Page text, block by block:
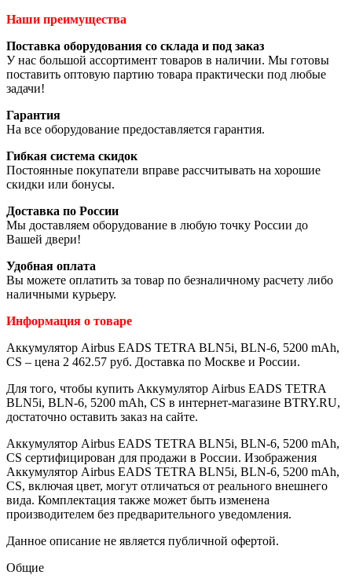
Наши преимущества
Поставка оборудования со склада и под заказ
У нас большой ассортимент товаров в наличии. Мы готовы
поставить оптовую партию товара практически под любые
задачи!
Гарантия
На все оборудование предоставляется гарантия.
Гибкая система скидок
Постоянные покупатели вправе рассчитывать на хорошие
скидки или бонусы.
Доставка по России
Мы доставляем оборудование в любую точку России до
Вашей двери!
Удобная оплата
Вы можете оплатить за товар по безналичному расчету либо
наличными курьеру.
Информация о товаре
Аккумулятор Airbus EADS TETRA BLN5i, BLN-6, 5200 mAh,
CS – цена 2 462.57 руб. Доставка по Москве и России.
Для того, чтобы купить Аккумулятор Airbus EADS TETRA
BLN5i, BLN-6, 5200 mAh, CS в интернет-магазине BTRY.RU,
достаточно оставить заказ на сайте.
Аккумулятор Airbus EADS TETRA BLN5i, BLN-6, 5200 mAh,
CS сертифицирован для продажи в России. Изображения
Аккумулятор Airbus EADS TETRA BLN5i, BLN-6, 5200 mAh,
CS, включая цвет, могут отличаться от реального внешнего
вида. Комплектация также может быть изменена
производителем без предварительного уведомления.
Данное описание не является публичной офертой.
Общие